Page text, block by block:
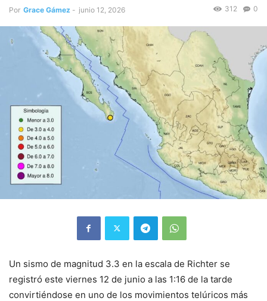
Por Grace Gámez - junio 12, 2026 0
312
Un sismo de magnitud 3.3 en la escala de Richter se
registró este viernes 12 de junio a las 1:16 de la tarde
convirtiéndose en uno de los movimientos telúricos más